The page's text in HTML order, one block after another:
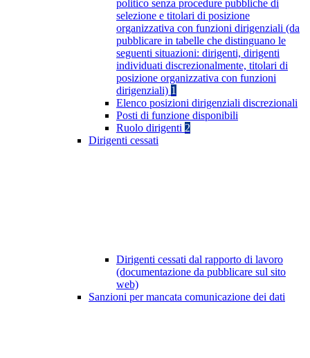
politico senza procedure pubbliche di
selezione e titolari di posizione
organizzativa con funzioni dirigenziali (da
pubblicare in tabelle che distinguano le
seguenti situazioni: dirigenti, dirigenti
individuati discrezionalmente, titolari di
posizione organizzativa con funzioni
dirigenziali) 1
Elenco posizioni dirigenziali discrezionali
Posti di funzione disponibili
Ruolo dirigenti 2
Dirigenti cessati
Dirigenti cessati dal rapporto di lavoro
(documentazione da pubblicare sul sito
web)
Sanzioni per mancata comunicazione dei dati